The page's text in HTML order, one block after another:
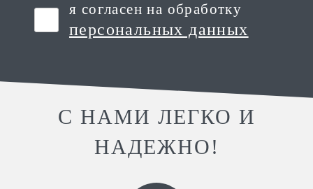
я согласен на обработку
персональных данных
С НАМИ ЛЕГКО И
НАДЕЖНО!